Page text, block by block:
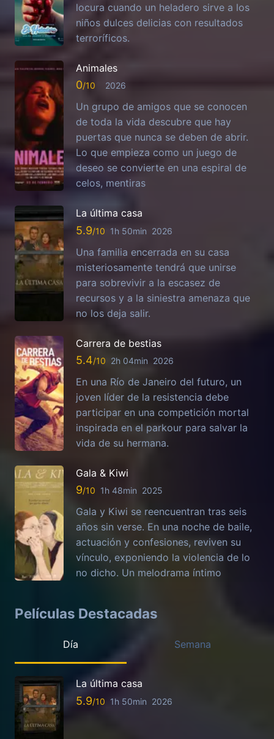
locura cuando un heladero sirve a los
niños dulces delicias con resultados
terroríficos.
Animales
0 2026
Un grupo de amigos que se conocen
de toda la vida descubre que hay
puertas que nunca se deben de abrir.
Lo que empieza como un juego de
deseo se convierte en una espiral de
celos, mentiras
La última casa
5.9 1h 50min 2026
Una familia encerrada en su casa
misteriosamente tendrá que unirse
para sobrevivir a la escasez de
recursos y a la siniestra amenaza que
no los deja salir.
Carrera de bestias
5.4 2h 04min 2026
En una Río de Janeiro del futuro, un
joven líder de la resistencia debe
participar en una competición mortal
inspirada en el parkour para salvar la
vida de su hermana.
Gala & Kiwi
9 1h 48min 2025
Gala y Kiwi se reencuentran tras seis
años sin verse. En una noche de baile,
actuación y confesiones, reviven su
vínculo, exponiendo la violencia de lo
no dicho. Un melodrama íntimo
Películas Destacadas
Día Semana
La última casa
5.9 1h 50min 2026